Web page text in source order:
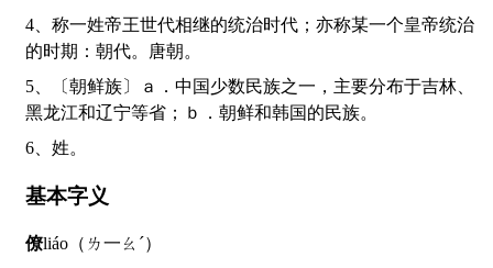
4、称一姓帝王世代相继的统治时代；亦称某一个皇帝统治
的时期：朝代。唐朝。
5、〔朝鲜族〕ａ．中国少数民族之一，主要分布于吉林、
黑龙江和辽宁等省；ｂ．朝鲜和韩国的民族。
6、姓。
基本字义
僚liáo（ㄌ一ㄠˊ）